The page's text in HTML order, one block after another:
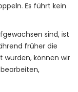
Es führt kein
sind, ist
früher die
wurden, können wir